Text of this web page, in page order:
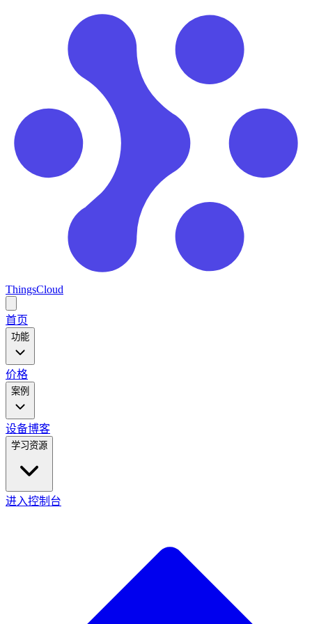
ThingsCloud
main
menu
首页
功能
价格
案例
设备博客
学习资源
进入控制台